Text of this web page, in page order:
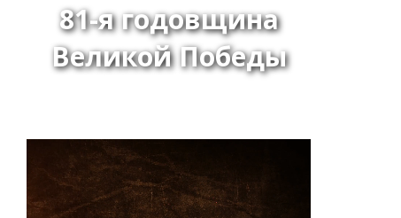
81-я годовщина
Великой Победы